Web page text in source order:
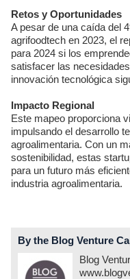
Retos y Oportunidades
A pesar de una caída del
agrifoodtech en 2023, el
para 2024 si los
satisfacer las
innovación tecnológica
Impacto Regional
Este mapeo proporciona
impulsando el desarrollo
agroalimentaria. Con un
sostenibilidad, estas
para un futuro más
industria agroalimentaria.
By the Blog Venture
Blog